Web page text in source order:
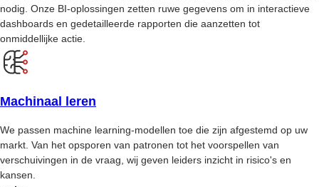
nodig. Onze BI-oplossingen zetten ruwe gegevens om in interactieve
dashboards en gedetailleerde rapporten die aanzetten tot
onmiddellijke actie.
Machinaal leren
We passen machine learning-modellen toe die zijn afgestemd op uw
markt. Van het opsporen van patronen tot het voorspellen van
verschuivingen in de vraag, wij geven leiders inzicht in risico's en
kansen.